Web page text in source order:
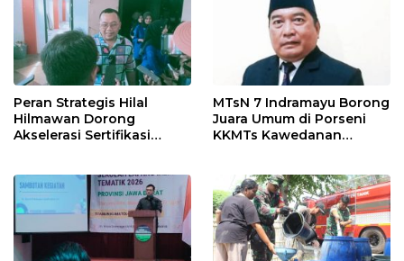
Peran Strategis Hilal
Hilmawan Dorong
Akselerasi Sertifikasi
Indramayu
MTsN 7 Indramayu Borong
Juara Umum di Porseni
KKMTs Kawedanan